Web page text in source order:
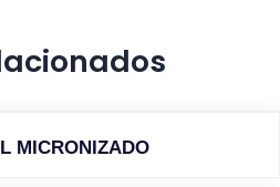
MICRONIZADO